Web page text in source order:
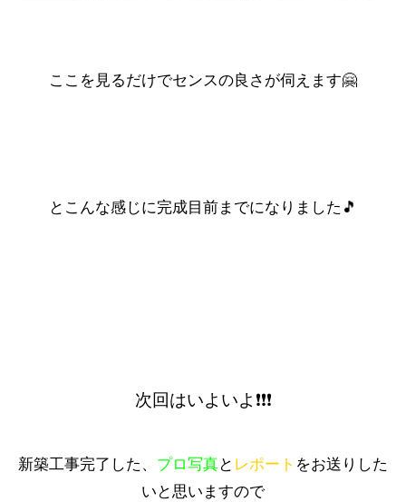
ここを見るだけでセンスの良さが伺えます🤗
とこんな感じに完成目前までになりました🎵
次回はいよいよ❗❗❗
新築工事完了した、 プロ写真と レポート をお送りした
いと思いますので